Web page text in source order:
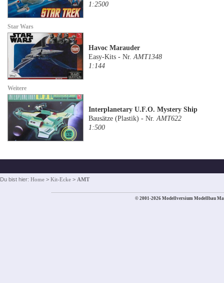
1:2500
Star Wars
Havoc Marauder
Easy-Kits - Nr.AMT1348
1:144
Weitere
Interplanetary U.F.O. Mystery Ship
Bausätze (Plastik) - Nr.AMT622
1:500
Du bist hier: Home > Kit-Ecke > AMT
© 2001-2026 Modellversium Modellbau